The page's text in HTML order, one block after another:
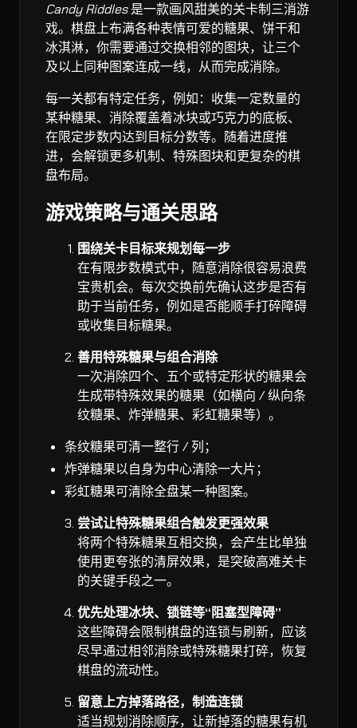
Candy Riddles是一款画风甜美的关卡制三消游
戏。棋盘上布满各种表情可爱的糖果、饼干和
冰淇淋，你需要通过交换相邻的图块，让三个
及以上同种图案连成一线，从而完成消除。
每一关都有特定任务，例如：收集一定数量的
某种糖果、消除覆盖着冰块或巧克力的底板、
在限定步数内达到目标分数等。随着进度推
进，会解锁更多机制、特殊图块和更复杂的棋
盘布局。
游戏策略与通关思路
围绕关卡目标来规划每一步
在有限步数模式中，随意消除很容易浪费
宝贵机会。每次交换前先确认这步是否有
助于当前任务，例如是否能顺手打碎障碍
或收集目标糖果。
善用特殊糖果与组合消除
一次消除四个、五个或特定形状的糖果会
生成带特殊效果的糖果（如横向 / 纵向条
纹糖果、炸弹糖果、彩虹糖果等）。
条纹糖果可清一整行 / 列；
炸弹糖果以自身为中心清除一大片；
彩虹糖果可清除全盘某一种图案。
尝试让特殊糖果组合触发更强效果
将两个特殊糖果互相交换，会产生比单独
使用更夸张的清屏效果，是突破高难关卡
的关键手段之一。
优先处理冰块、锁链等“阻塞型障碍”
这些障碍会限制棋盘的连锁与刷新，应该
尽早通过相邻消除或特殊糖果打碎，恢复
棋盘的流动性。
留意上方掉落路径，制造连锁
适当规划消除顺序，让新掉落的糖果有机